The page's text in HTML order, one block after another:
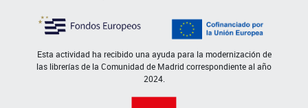
Esta actividad ha recibido una ayuda para la modernización de
las librerías de la Comunidad de Madrid correspondiente al año
2024.